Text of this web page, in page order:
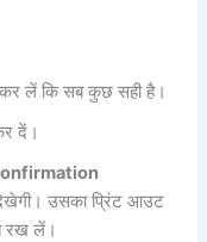
कर लें कि सब कुछ सही है।
दें।
उसका प्रिंट आउट
रख लें।